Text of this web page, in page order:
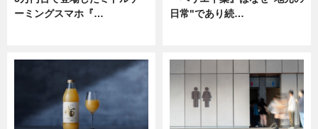
ーミングスマホ『…
日常"であり続…